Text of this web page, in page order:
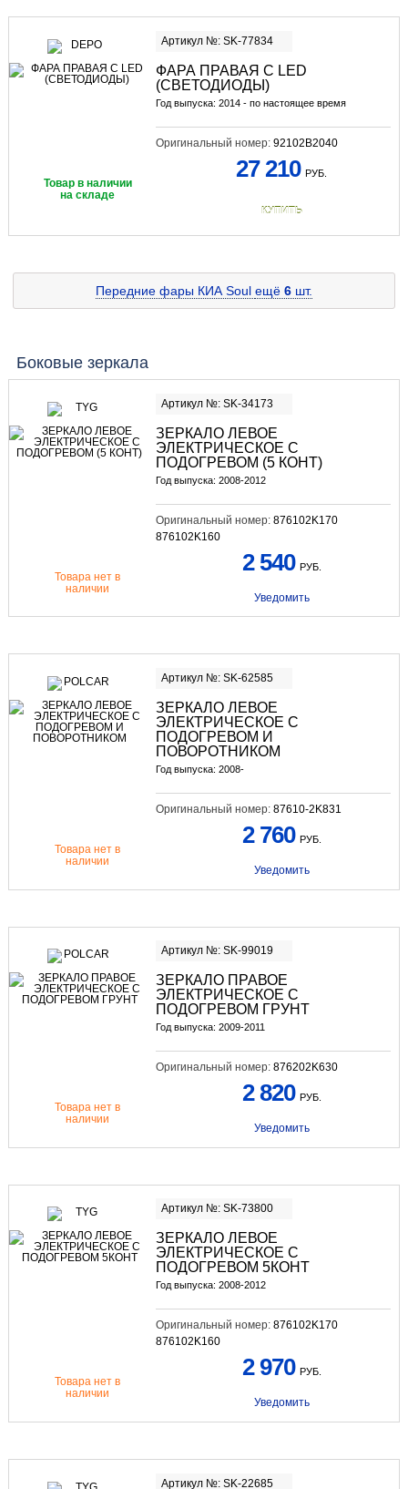
Артикул №: SK-77834
ФАРА ПРАВАЯ С LED
(СВЕТОДИОДЫ)
Год выпуска: 2014 - по настоящее время
Оригинальный номер: 92102B2040
Товар в наличии
на складе
27 210 РУБ.
КУПИТЬ
Передние фары КИА Soul ещё 6 шт.
Боковые зеркала
Артикул №: SK-34173
ЗЕРКАЛО ЛЕВОЕ
ЭЛЕКТРИЧЕСКОЕ С
ПОДОГРЕВОМ (5 КОНТ)
Год выпуска: 2008-2012
Оригинальный номер: 876102K170
876102K160
Товара нет в
наличии
2 540 РУБ.
Уведомить
Артикул №: SK-62585
ЗЕРКАЛО ЛЕВОЕ
ЭЛЕКТРИЧЕСКОЕ С
ПОДОГРЕВОМ И
ПОВОРОТНИКОМ
Год выпуска: 2008-
Оригинальный номер: 87610-2K831
Товара нет в
наличии
2 760 РУБ.
Уведомить
Артикул №: SK-99019
ЗЕРКАЛО ПРАВОЕ
ЭЛЕКТРИЧЕСКОЕ С
ПОДОГРЕВОМ ГРУНТ
Год выпуска: 2009-2011
Оригинальный номер: 876202K630
Товара нет в
наличии
2 820 РУБ.
Уведомить
Артикул №: SK-73800
ЗЕРКАЛО ЛЕВОЕ
ЭЛЕКТРИЧЕСКОЕ С
ПОДОГРЕВОМ 5КОНТ
Год выпуска: 2008-2012
Оригинальный номер: 876102K170
876102K160
Товара нет в
наличии
2 970 РУБ.
Уведомить
Артикул №: SK-22685